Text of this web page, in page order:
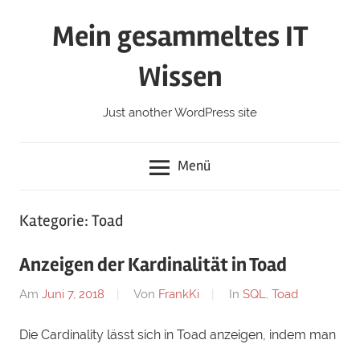
Mein gesammeltes IT
Wissen
Just another WordPress site
Menü
Kategorie: Toad
Anzeigen der Kardinalität in Toad
Am Juni 7, 2018 Von FrankKi In SQL, Toad
Die Cardinality lässt sich in Toad anzeigen, indem man